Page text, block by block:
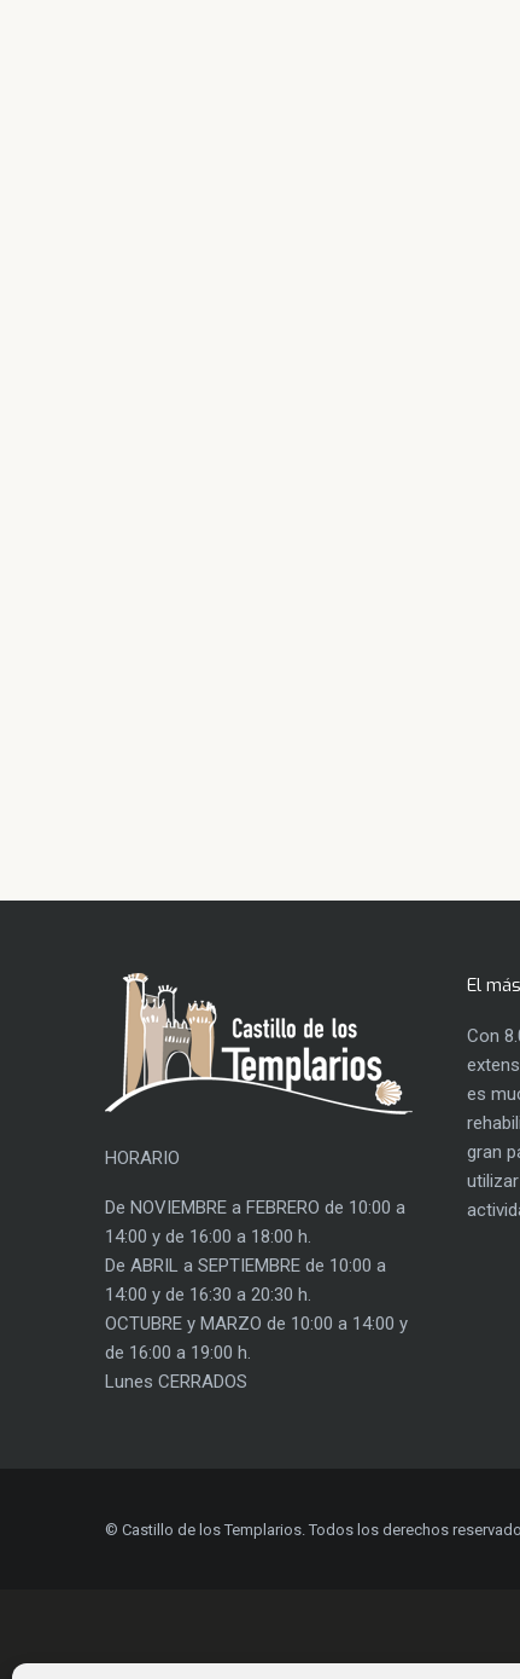
HORARIO
De NOVIEMBRE a FEBRERO de 10:00 a
14:00 y de 16:00 a 18:00 h.
De ABRIL a SEPTIEMBRE de 10:00 a
14:00 y de 16:30 a 20:30 h.
OCTUBRE y MARZO de 10:00 a 14:00 y
de 16:00 a 19:00 h.
Lunes CERRADOS
El
Con
es
gran
© Castillo de los Templarios. Todos los derechos